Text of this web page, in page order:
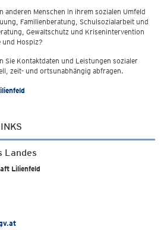
anderen Menschen in ihrem sozialen Umfeld
Familienberatung, Schulsozialarbeit und
Gewaltschutz und Krisenintervention
Hospiz?
Sie Kontaktdaten und Leistungen sozialer
zeit- und ortsunabhängig abfragen.
Landes
Lilienfeld